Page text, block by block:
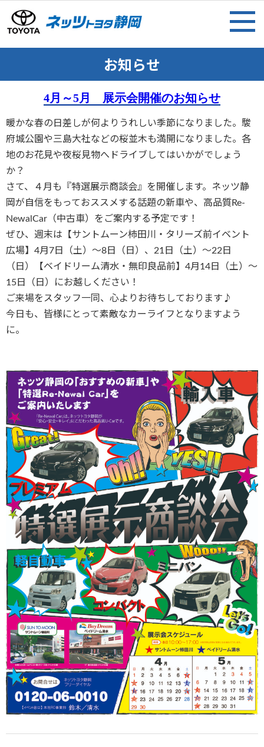
お知らせ
4月～5月 展示会開催のお知らせ
暖かな春の日差しが何よりうれしい季節になりました。駿
府城公園や三島大社などの桜並木も満開になりました。各
地のお花見や夜桜見物へドライブしてはいかがでしょう
か？
さて、４月も『特選展示商談会』を開催します。ネッツ静
岡が自信をもっておススメする話題の新車や、高品質Re-
NewalCar（中古車）をご案内する予定です！
ぜひ、週末は【サントムーン柿田川・タリーズ前イベント
広場】4月7日（土）～8日（日）、21日（土）～22日
（日）【ベイドリーム清水・無印良品前】4月14日（土）～
15日（日）にお越しください！
ご来場をスタッフ一同、心よりお待ちしております♪
今日も、皆様にとって素敵なカーライフとなりますよう
に。